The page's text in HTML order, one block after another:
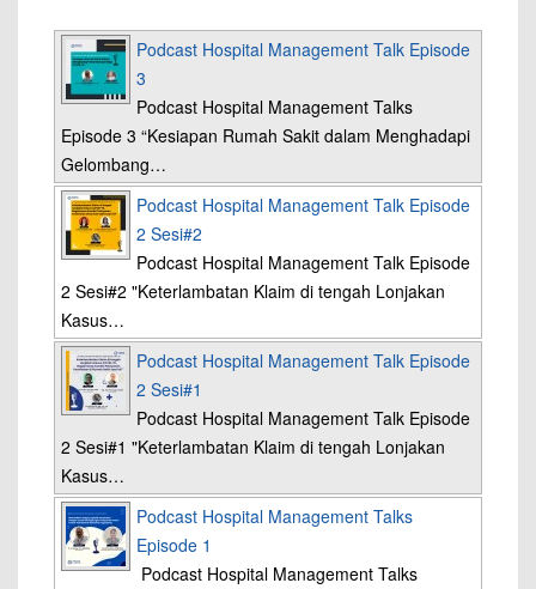
Podcast Hospital Management Talk Episode
3
Podcast Hospital Management Talks
Episode 3 “Kesiapan Rumah Sakit dalam Menghadapi
Gelombang…
Podcast Hospital Management Talk Episode
2 Sesi#2
Podcast Hospital Management Talk Episode
2 Sesi#2 "Keterlambatan Klaim di tengah Lonjakan
Kasus…
Podcast Hospital Management Talk Episode
2 Sesi#1
Podcast Hospital Management Talk Episode
2 Sesi#1 "Keterlambatan Klaim di tengah Lonjakan
Kasus…
Podcast Hospital Management Talks
Episode 1
Podcast Hospital Management Talks